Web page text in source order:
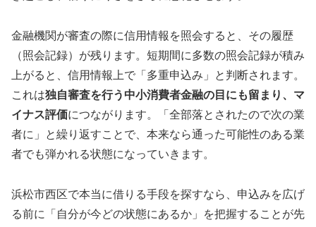
金融機関が審査の際に信用情報を照会すると、その履歴
（照会記録）が残ります。短期間に多数の照会記録が積み
上がると、信用情報上で「多重申込み」と判断されます。
これは独自審査を行う中小消費者金融の目にも留まり、マ
イナス評価につながります。「全部落とされたので次の業
者に」と繰り返すことで、本来なら通った可能性のある業
者でも弾かれる状態になっていきます。
浜松市西区で本当に借りる手段を探すなら、申込みを広げ
る前に「自分が今どの状態にあるか」を把握することが先